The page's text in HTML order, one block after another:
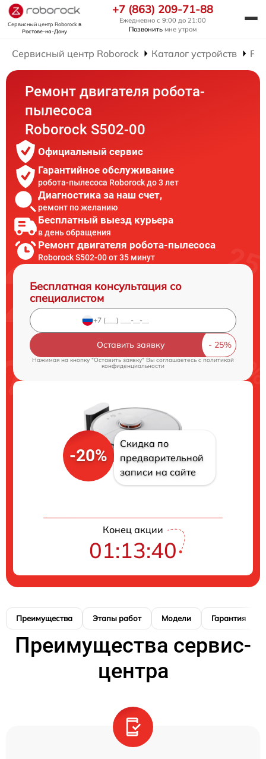
Сервисный центр Roborockв
Ростове-на-Дону
+7 (863) 209-71-88
Ежедневно с 9:00 до 21:00
Позвонить мне утром
Сервисный центр Roborock Каталог устройств
Ремонт двигателя робота-
пылесоса
Roborock S502-00
Официальный сервис
Гарантийное обслуживание
робота-пылесоса Roborock до 3 лет
Диагностика за наш счет,
ремонт по желанию
Бесплатный выезд курьера
в день обращения
Ремонт двигателя робота-пылесоса
Roborock S502-00 от 35 минут
Бесплатная консультация со
специалистом
Оставить заявку
Нажимая на кнопку "Оставить заявку" Вы соглашаетесь cполитикой
конфиденциальности
-20%
Скидка по
предварительной
записи на сайте
Конец акции
01:13:39
Преимущества Этапы работ Модели Гарантия
Преимущества сервис-
центра